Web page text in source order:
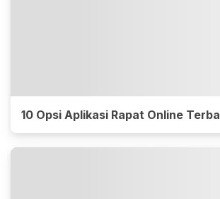
10 Opsi Aplikasi Rapat Online